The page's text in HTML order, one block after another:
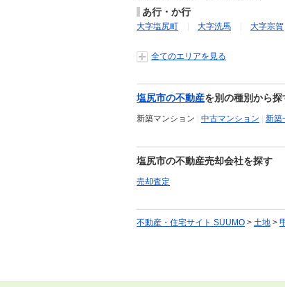
あ行・か行
大字塩尻町 大字洗馬 大字宗賀
全てのエリアを見る
塩尻市の不動産を別の種別から探
新築マンション 中古マンション 新築
塩尻市の不動産売却会社を探す
売却査定
不動産・住宅サイト SUUMO > 土地 >